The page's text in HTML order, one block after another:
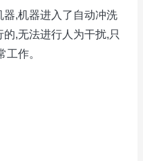
,机器进入了自动冲洗
,无法进行人为干扰,只
作。